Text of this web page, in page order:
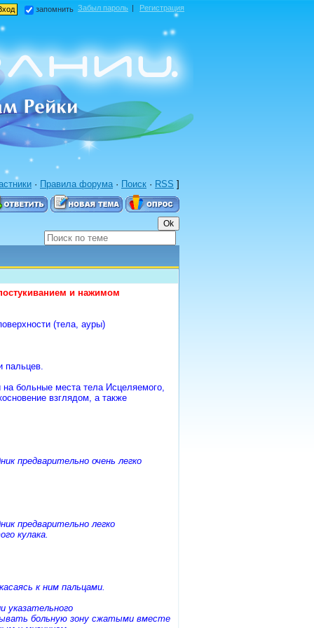
запомнить Забыл пароль | Регистрация
· Правила форума · Поиск · RSS ]
и нажимом
(тела, ауры)
на больные места тела Исцеляемого,
взглядом, а также
предварительно очень легко
предварительно легко
кулака.
к ним пальцами.
указательного
больную зону сжатыми вместе